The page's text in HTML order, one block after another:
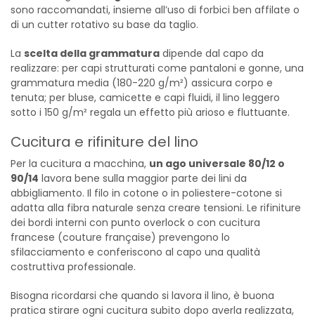
sono raccomandati, insieme all’uso di forbici ben affilate o
di un cutter rotativo su base da taglio.
La scelta della grammatura dipende dal capo da
realizzare: per capi strutturati come pantaloni e gonne, una
grammatura media (180-220 g/m²) assicura corpo e
tenuta; per bluse, camicette e capi fluidi, il lino leggero
sotto i 150 g/m² regala un effetto più arioso e fluttuante.
Cucitura e rifiniture del lino
Per la cucitura a macchina, un ago universale 80/12 o
90/14 lavora bene sulla maggior parte dei lini da
abbigliamento. Il filo in cotone o in poliestere-cotone si
adatta alla fibra naturale senza creare tensioni. Le rifiniture
dei bordi interni con punto overlock o con cucitura
francese (couture française) prevengono lo
sfilacciamento e conferiscono al capo una qualità
costruttiva professionale.
Bisogna ricordarsi che quando si lavora il lino, è buona
pratica stirare ogni cucitura subito dopo averla realizzata,